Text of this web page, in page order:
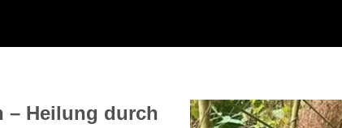
– Heilung durch